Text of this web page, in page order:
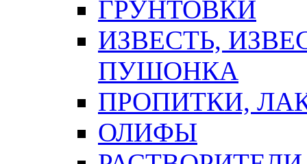
ГРУНТОВКИ
ИЗВЕСТЬ,
ПУШОНКА
ПРОПИТКИ,
ОЛИФЫ